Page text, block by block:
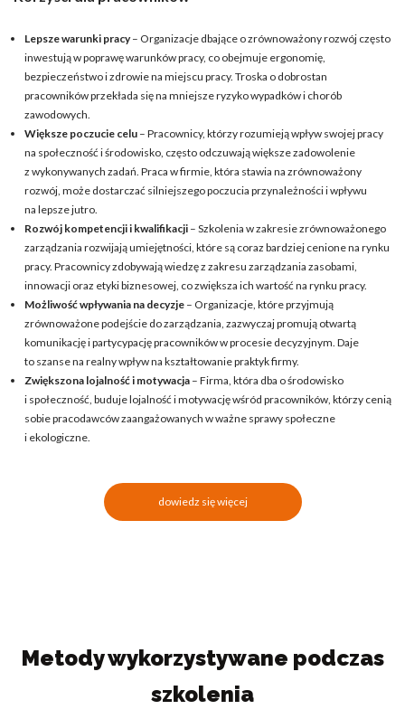
Lepsze warunki pracy– Organizacje dbające o zrównoważony rozwój często
inwestują w poprawę warunków pracy, co obejmuje ergonomię,
bezpieczeństwo i zdrowie na miejscu pracy. Troska o dobrostan
pracowników przekłada się na mniejsze ryzyko wypadków i chorób
zawodowych.
Większe poczucie celu – Pracownicy, którzy rozumieją wpływ swojej pracy
na społeczność i środowisko, często odczuwają większe zadowolenie
z wykonywanych zadań. Praca w firmie, która stawia na zrównoważony
rozwój, może dostarczać silniejszego poczucia przynależności i wpływu
na lepsze jutro.
Rozwój kompetencji i kwalifikacji – Szkolenia w zakresie zrównoważonego
zarządzania rozwijają umiejętności, które są coraz bardziej cenione na rynku
pracy. Pracownicy zdobywają wiedzę z zakresu zarządzania zasobami,
innowacji oraz etyki biznesowej, co zwiększa ich wartość na rynku pracy.
Możliwość wpływania na decyzje – Organizacje, które przyjmują
zrównoważone podejście do zarządzania, zazwyczaj promują otwartą
komunikację i partycypację pracowników w procesie decyzyjnym. Daje
to szanse na realny wpływ na kształtowanie praktyk firmy.
Zwiększona lojalność i motywacja – Firma, która dba o środowisko
i społeczność, buduje lojalność i motywację wśród pracowników, którzy cenią
sobie pracodawców zaangażowanych w ważne sprawy społeczne
i ekologiczne.
dowiedz się więcej
Metody wykorzystywane podczas
szkolenia